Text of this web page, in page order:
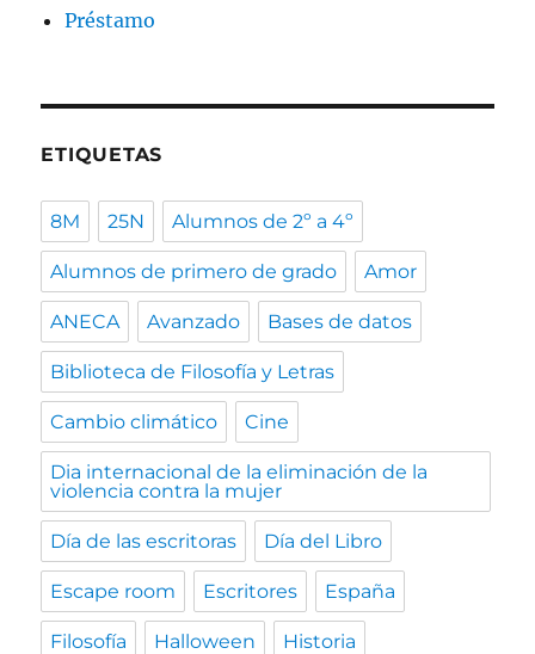
Préstamo
ETIQUETAS
8M 25N Alumnos de 2º a 4º
Alumnos de primero de grado Amor
ANECA Avanzado Bases de datos
Biblioteca de Filosofía y Letras
Cambio climático Cine
Dia internacional de la eliminación de la
violencia contra la mujer
Día de las escritoras Día del Libro
Escape room Escritores España
Filosofía Halloween Historia